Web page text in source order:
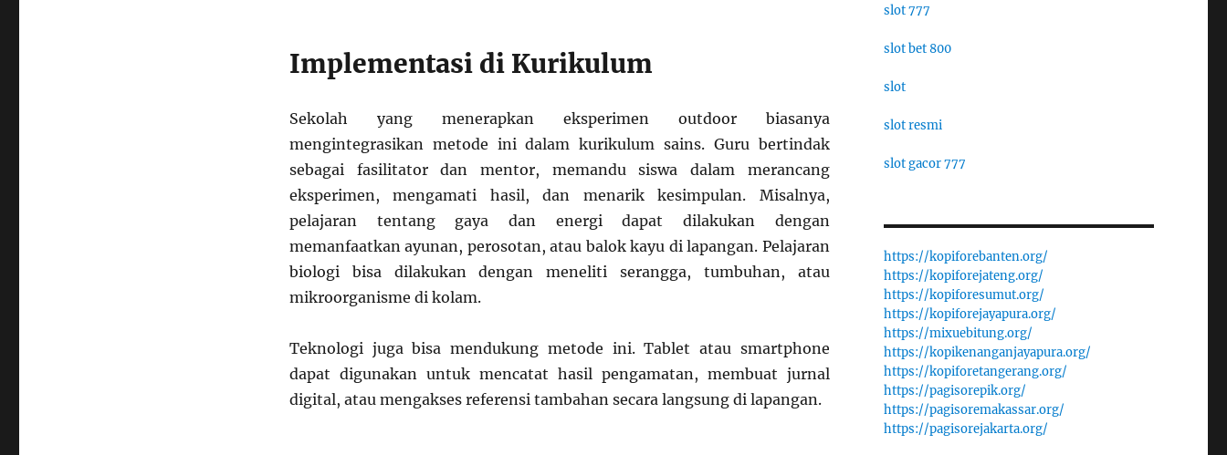
Implementasi di Kurikulum
Sekolah yang menerapkan eksperimen outdoor biasanya
mengintegrasikan metode ini dalam kurikulum sains. Guru bertindak
sebagai fasilitator dan mentor, memandu siswa dalam merancang
eksperimen, mengamati hasil, dan menarik kesimpulan. Misalnya,
pelajaran tentang gaya dan energi dapat dilakukan dengan
memanfaatkan ayunan, perosotan, atau balok kayu di lapangan. Pelajaran
biologi bisa dilakukan dengan meneliti serangga, tumbuhan, atau
mikroorganisme di kolam.
Teknologi juga bisa mendukung metode ini. Tablet atau smartphone
dapat digunakan untuk mencatat hasil pengamatan, membuat jurnal
digital, atau mengakses referensi tambahan secara langsung di lapangan.
slot 777
slot bet 800
slot
slot resmi
slot gacor 777
https://kopiforebanten.org/
https://kopiforejateng.org/
https://kopiforesumut.org/
https://kopiforejayapura.org/
https://mixuebitung.org/
https://kopikenanganjayapura.org/
https://kopiforetangerang.org/
https://pagisorepik.org/
https://pagisoremakassar.org/
https://pagisorejakarta.org/